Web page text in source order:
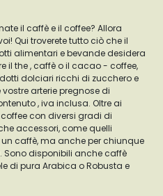
il caffè e il coffee? Allora
Qui troverete tutto ciò che il
alimentari e bevande desidera
il the , caffè o il cacao - coffee,
dolciari ricchi di zucchero e
arterie pregnose di
, iva inclusa. Oltre ai
con diversi gradi di
accessori, come quelli
caffè, ma anche per chiunque
disponibili anche caffè
di pura Arabica o Robusta e